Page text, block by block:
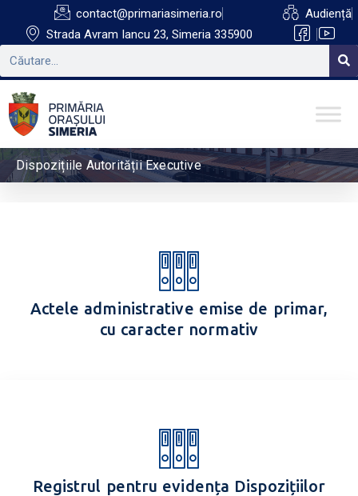
contact@primariasimeria.ro
Strada Avram Iancu 23, Simeria 335900
Audiență
Dispozițiile Autorității Executive
Actele administrative emise de primar,
cu caracter normativ
Registrul pentru evidența Dispozițiilor